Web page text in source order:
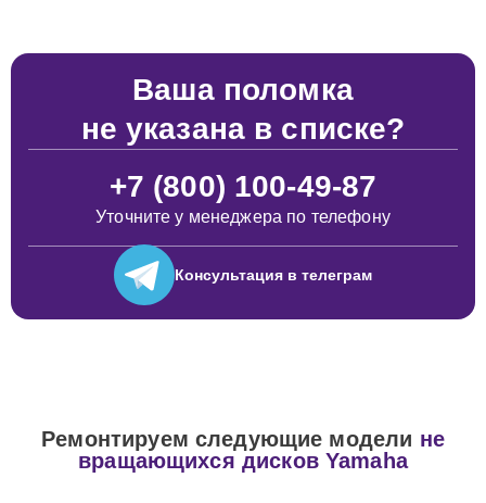
Ваша поломка
не указана в списке?
+7 (800) 100-49-87
Уточните у менеджера по телефону
Консультация в телеграм
Ремонтируем следующие модели не
вращающихся дисков Yamaha